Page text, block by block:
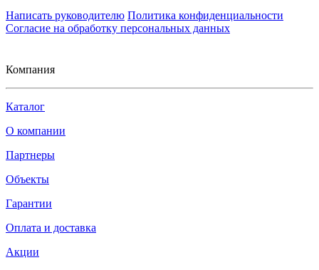
Написать руководителю Политика конфиденциальности
Согласие на обработку персональных данных
Компания
Каталог
О компании
Партнеры
Объекты
Гарантии
Оплата и доставка
Акции